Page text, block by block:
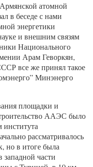
атомной
в беседе с нами
энергетики
и внешним связям
Национального
Арам Геворкян,
все же принял такое
Минэнерго
площадки и
ААЭС было
института
рассматривалось
но в итоге была
части